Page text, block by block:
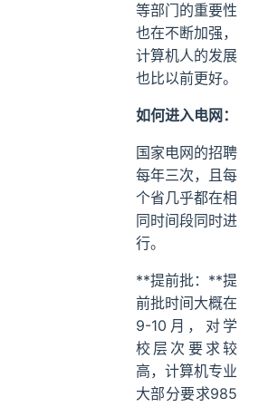
等部门的重要性
也在不断加强，
计算机人的发展
也比以前更好。
如何进入电网：
国家电网的招聘
每年三次，且每
个省几乎都在相
同时间段同时进
行。
**提前批：**提
前批时间大概在
9-10月，对学
校层次要求较
高，计算机专业
大部分要求985